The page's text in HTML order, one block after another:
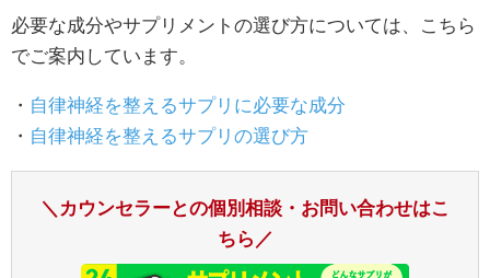
必要な成分やサプリメントの選び方については、こちら
でご案内しています。
・ 自律神経を整えるサプリに必要な成分
・ 自律神経を整えるサプリの選び方
＼カウンセラーとの個別相談・お問い合わせはこ
ちら／